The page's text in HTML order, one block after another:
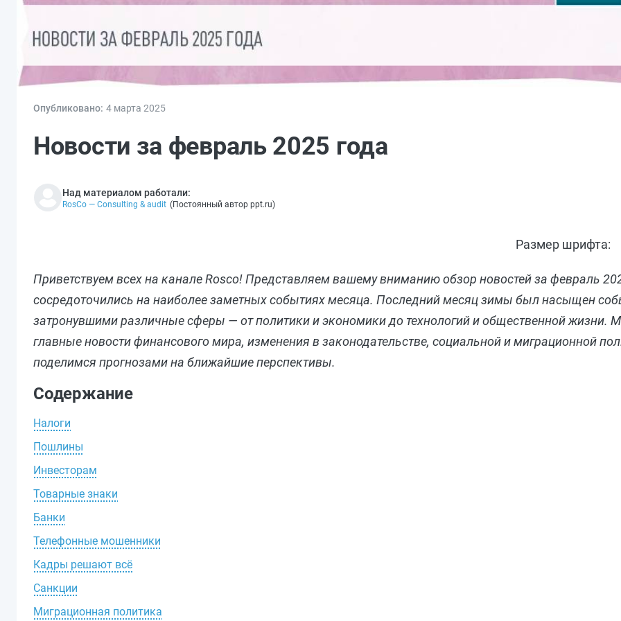
Опубликовано: 4 марта 2025
Новости за февраль 2025 года
Над материалом работали:
RosCo — Consulting & audit (Постоянный автор ppt.ru)
Размер шрифта:
Приветствуем всех на канале Rosco! Представляем вашему вниманию обзор новостей за февраль
сосредоточились на наиболее заметных событиях месяца. Последний месяц зимы был насыщен
затронувшими различные сферы — от политики и экономики до технологий и общественной жизни.
главные новости финансового мира, изменения в законодательстве, социальной и миграционной
поделимся прогнозами на ближайшие перспективы.
Содержание
Налоги
Пошлины
Инвесторам
Товарные знаки
Банки
Телефонные мошенники
Кадры решают всё
Санкции
Миграционная политика